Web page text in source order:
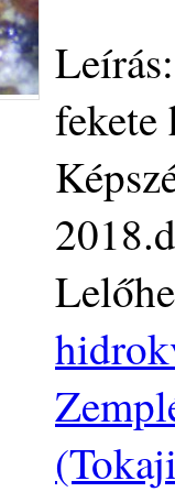
fekete